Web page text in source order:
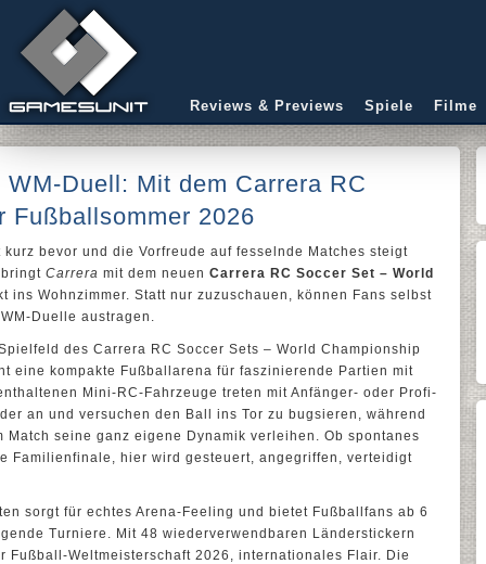
Reviews & Previews Spiele Filme
Duell: Mit dem Carrera RC
Fußballsommer 2026
bevor und die Vorfreude auf fesselnde Matches steigt
Carrera mit dem neuen Carrera RC Soccer Set – World
ins Wohnzimmer. Statt nur zuzuschauen, können Fans selbst
Duelle austragen.
des Carrera RC Soccer Sets – World Championship
eine kompakte Fußballarena für faszinierende Partien mit
Mini-RC-Fahrzeuge treten mit Anfänger- oder Profi-
an und versuchen den Ball ins Tor zu bugsieren, während
seine ganz eigene Dynamik verleihen. Ob spontanes
Familienfinale, hier wird gesteuert, angegriffen, verteidigt
sorgt für echtes Arena-Feeling und bietet Fußballfans ab 6
Turniere. Mit 48 wiederverwendbaren Länderstickern
Fußball-Weltmeisterschaft 2026, internationales Flair. Die